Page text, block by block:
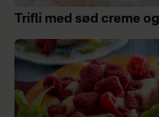
Trifli med sød creme